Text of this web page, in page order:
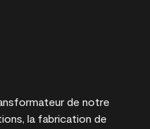
de notre
la fabrication de